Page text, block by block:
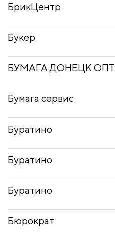
БрикЦентр
Букер
БУМАГА ДОНЕЦК ОПТ
Бумага сервис
Буратино
Буратино
Буратино
Бюрократ